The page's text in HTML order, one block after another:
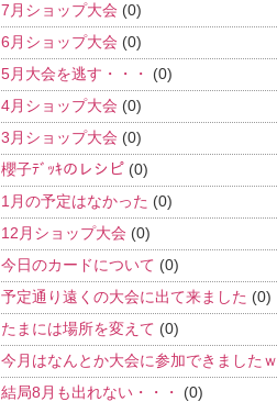
7月ショップ大会 (0)
6月ショップ大会 (0)
5月大会を逃す・・・
(0)
4月ショップ大会 (0)
3月ショップ大会 (0)
櫻子ﾃﾞｯｷのレシピ (0)
1月の予定はなかった (0)
12月ショップ大会 (0)
今日のカードについて (0)
予定通り遠くの大会に出て来ました (0)
たまには場所を変えて (0)
今月はなんとか大会に参加できましたｗ
結局8月も出れない・・・ (0)